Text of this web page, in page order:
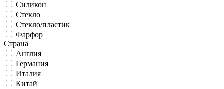
Силикон
Стекло
Стекло/пластик
Фарфор
Страна
Англия
Германия
Италия
Китай